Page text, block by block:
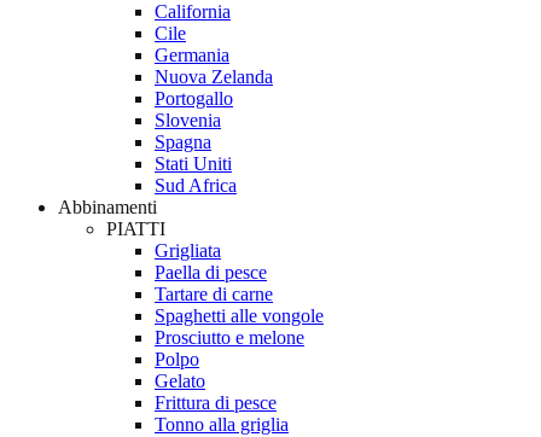
California
Cile
Germania
Nuova Zelanda
Portogallo
Slovenia
Spagna
Stati Uniti
Sud Africa
Abbinamenti
PIATTI
Grigliata
Paella di pesce
Tartare di carne
Spaghetti alle vongole
Prosciutto e melone
Polpo
Gelato
Frittura di pesce
Tonno alla griglia